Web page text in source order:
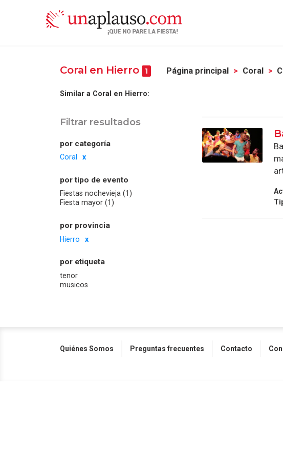
Coral en Hierro 1 Página principal Coral
Similar a Coral en Hierro:
Filtrar resultados
por categoría
Coral
por tipo de evento
Fiestas nochevieja (1)
Fiesta mayor (1)
por provincia
Hierro
por etiqueta
tenor
musicos
Quiénes Somos Preguntas frecuentes Contacto